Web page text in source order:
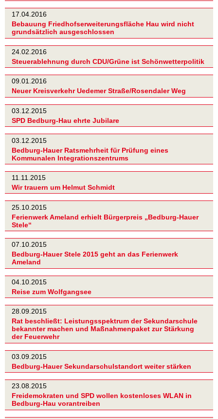
17.04.2016
Bebauung Friedhofserweiterungsfläche Hau wird nicht
grundsätzlich ausgeschlossen
24.02.2016
Steuerablehnung durch CDU/Grüne ist Schönwetterpolitik
09.01.2016
Neuer Kreisverkehr Uedemer Straße/Rosendaler Weg
03.12.2015
SPD Bedburg-Hau ehrte Jubilare
03.12.2015
Bedburg-Hauer Ratsmehrheit für Prüfung eines
Kommunalen Integrationszentrums
11.11.2015
Wir trauern um Helmut Schmidt
25.10.2015
Ferienwerk Ameland erhielt Bürgerpreis „Bedburg-Hauer
Stele“
07.10.2015
Bedburg-Hauer Stele 2015 geht an das Ferienwerk
Ameland
04.10.2015
Reise zum Wolfgangsee
28.09.2015
Rat beschließt: Leistungsspektrum der Sekundarschule
bekannter machen und Maßnahmenpaket zur Stärkung
der Feuerwehr
03.09.2015
Bedburg-Hauer Sekundarschulstandort weiter stärken
23.08.2015
Freidemokraten und SPD wollen kostenloses WLAN in
Bedburg-Hau vorantreiben